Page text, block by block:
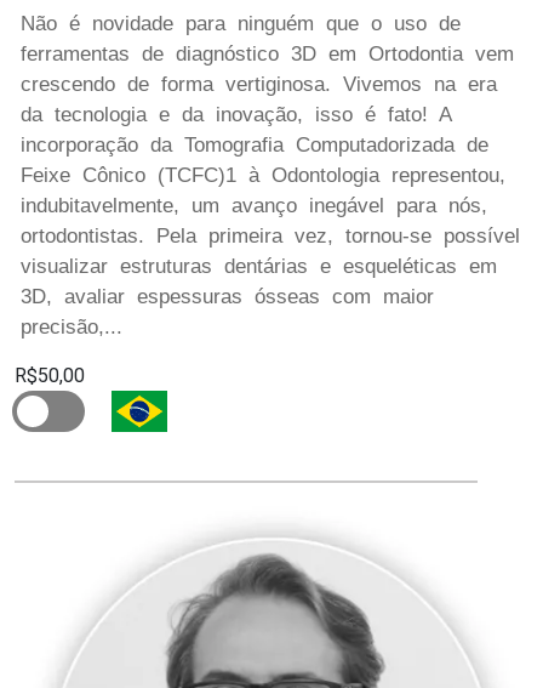
Não é novidade para ninguém que o uso de
ferramentas de diagnóstico 3D em Ortodontia vem
crescendo de forma vertiginosa. Vivemos na era
da tecnologia e da inovação, isso é fato! A
incorporação da Tomografia Computadorizada de
Feixe Cônico (TCFC)1 à Odontologia representou,
indubitavelmente, um avanço inegável para nós,
ortodontistas. Pela primeira vez, tornou-se possível
visualizar estruturas dentárias e esqueléticas em
3D, avaliar espessuras ósseas com maior
precisão,...
R$50,00